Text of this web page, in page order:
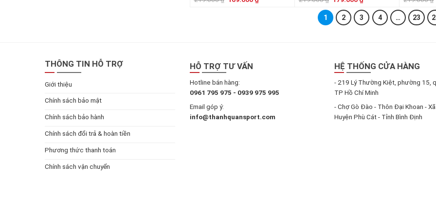
hiện
là:
219.000 ₫.
hiện
tại
là:
179.000 ₫.
1 2 3 4 … 23
THÔNG TIN HỖ TRỢ
Giới thiệu
Chính sách bảo mật
Chính sách bảo hành
Chính sách đổi trả & hoàn tiền
Phương thức thanh toán
Chính sách vận chuyển
HỖ TRỢ TƯ VẤN
Hotline bán hàng:
0961 795 975 - 0939 975 995
Email góp ý:
info@thanhquansport.com
HỆ THỐNG CỬA HÀNG
- 219 Lý Thường Kiệt, phường 15,
TP Hồ Chí Minh
- Chợ Gò Đào - Thôn Đại Khoan -
Huyện Phù Cát - Tỉnh Bình Định